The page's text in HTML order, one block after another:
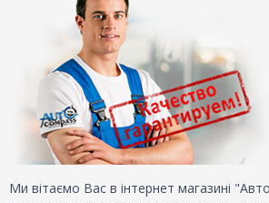
Ми вітаємо Вас в інтернет магазині